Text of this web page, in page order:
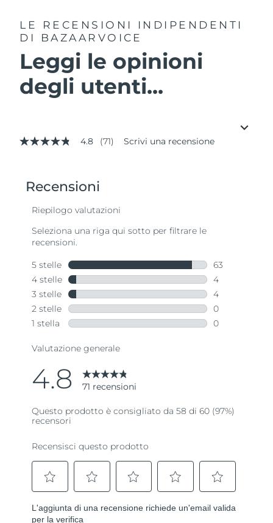
LE RECENSIONI INDIPENDENTI
DI BAZAARVOICE
Leggi le opinioni
degli utenti...
4.8
valore
valutazione
Read
Stesso
alla
pagina.
4.8 (71) Scrivi una recensione